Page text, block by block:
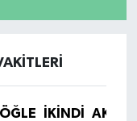
ÖĞLE İKINDI